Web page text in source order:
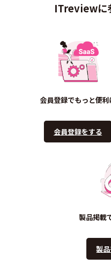
ITreviewに
会員登録でもっと便利
会員登録をする
製品掲載
製